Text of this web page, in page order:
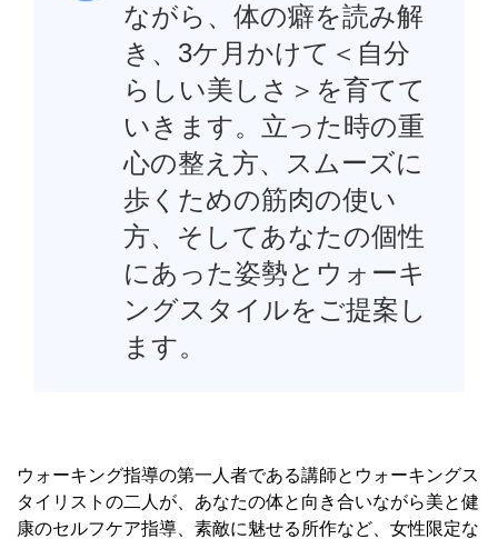
ながら、体の癖を読み解
き、3ケ月かけて＜自分
らしい美しさ＞を育てて
いきます。立った時の重
心の整え方、スムーズに
歩くための筋肉の使い
方、そしてあなたの個性
にあった姿勢とウォーキ
ングスタイルをご提案し
ます。
ウォーキング指導の第一人者である講師とウォーキングス
タイリストの二人が、あなたの体と向き合いながら美と健
康のセルフケア指導、素敵に魅せる所作など、女性限定な